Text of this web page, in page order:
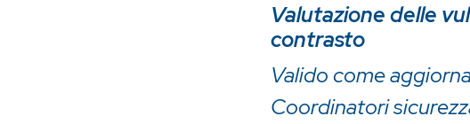
Valutazione delle
contrasto
Valido come
Coordinatori